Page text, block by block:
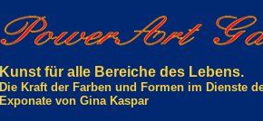
Kunst für alle Bereiche des Lebens.
Die Kraft der Farben und Formen im Dienste
Exponate von Gina Kaspar